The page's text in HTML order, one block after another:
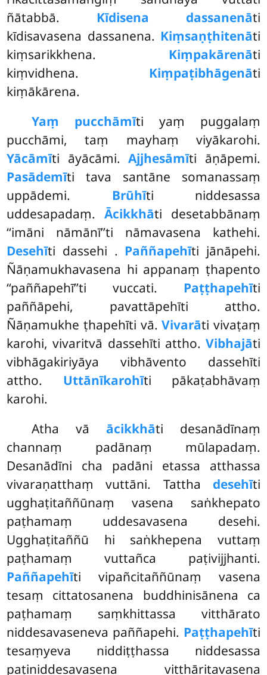
ñātabbā. Kīdisena dassanenāti
kīdisavasena dassanena. Kiṃsaṇṭhitenāti
kiṃsarikkhena. Kiṃpakārenāti
kiṃvidhena. Kiṃpaṭibhāgenāti
kiṃākārena.
Yaṃ pucchāmīti yaṃ puggalaṃ
pucchāmi, taṃ mayhaṃ viyākarohi.
Yācāmīti āyācāmi.Ajjhesāmīti āṇāpemi.
Pasādemīti tava santāne somanassaṃ
uppādemi. Brūhīti niddesassa
uddesapadaṃ. Ācikkhāti desetabbānaṃ
‘‘imāni nāmānī’’ti nāmavasena kathehi.
Desehīti dassehi . Paññapehīti jānāpehi.
Ñāṇamukhavasena hi appanaṃ ṭhapento
‘‘paññapehī’’ti vuccati. Paṭṭhapehīti
paññāpehi, pavattāpehīti attho.
Ñāṇamukhe ṭhapehīti vā.Vivarāti vivaṭaṃ
karohi, vivaritvā dassehīti attho. Vibhajāti
vibhāgakiriyāya vibhāvento dassehīti
attho. Uttānīkarohīti pākaṭabhāvaṃ
karohi.
Atha vā ācikkhāti desanādīnaṃ
channaṃ padānaṃ mūlapadaṃ.
Desanādīni cha padāni etassa atthassa
vivaraṇatthaṃ vuttāni. Tattha desehīti
ugghaṭitaññūnaṃ vasena saṅkhepato
paṭhamaṃ uddesavasena desehi.
Ugghaṭitaññū hi saṅkhepena vuttaṃ
paṭhamaṃ vuttañca paṭivijjhanti.
Paññapehīti vipañcitaññūnaṃ vasena
tesaṃ cittatosanena buddhinisānena ca
paṭhamaṃ saṃkhittassa vitthārato
niddesavaseneva paññapehi. Paṭṭhapehīti
tesaṃyeva niddiṭṭhassa niddesassa
paṭiniddesavasena vitthāritavasena